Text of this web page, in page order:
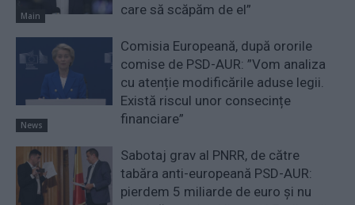
Main
care să scăpăm de el”
News
Comisia Europeană, după ororile
comise de PSD-AUR: ”Vom analiza
cu atenție modificările aduse legii.
Există riscul unor consecințe
financiare”
Sabotaj grav al PNRR, de către
tabăra anti-europeană PSD-AUR:
pierdem 5 miliarde de euro și nu